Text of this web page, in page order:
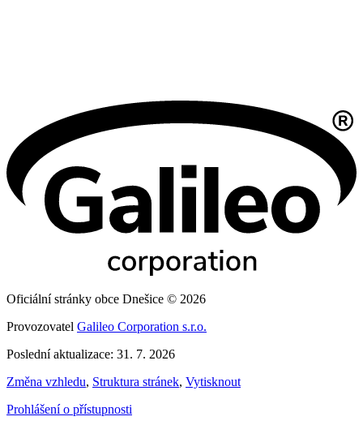
Oficiální stránky obce Dnešice © 2026
Provozovatel Galileo Corporation s.r.o.
Poslední aktualizace: 31. 7. 2026
Změna vzhledu, Struktura stránek, Vytisknout
Prohlášení o přístupnosti